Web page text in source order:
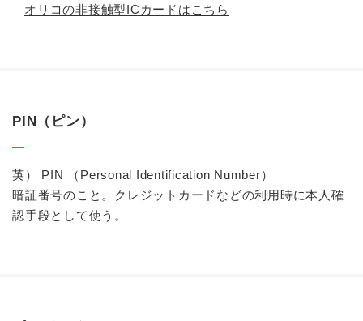
オリコの非接触型ICカードはこちら
PIN（ピン）
英） PIN （Personal Identification Number）
暗証番号のこと。クレジットカードなどの利用時に本人確
認手段として使う。